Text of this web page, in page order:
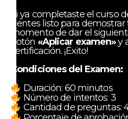
Si ya completaste el curso
sientes listo para
momento de dar el
botón «Aplicar examen»y
certificación. ¡Éxito!
Condiciones del Examen:
Duración: 60 minutos
Número de intentos: 3
Cantidad de preguntas: